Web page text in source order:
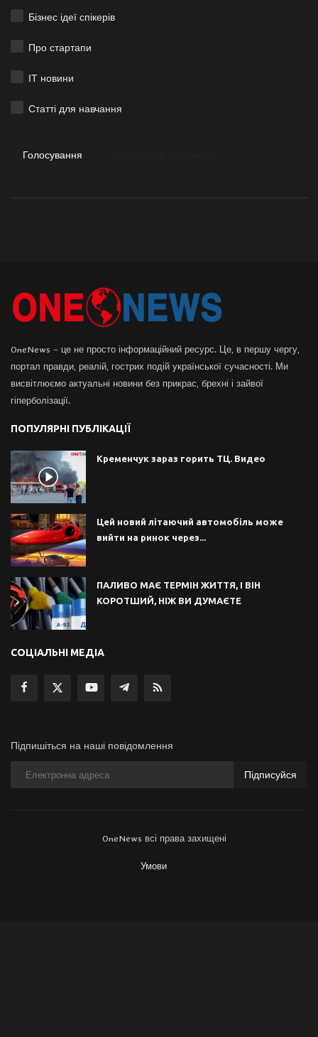
Бізнес ідеї спікерів
Про стартапи
ІТ новини
Статті для навчання
Голосування
OneNews – це не просто інформаційний ресурс. Це, в першу чергу,
портал правди, реалій, гострих подій української сучасності. Ми
висвітлюємо актуальні новини без прикрас, брехні і зайвої
гіперболізації.
ПОПУЛЯРНІ ПУБЛІКАЦІЇ
Кременчук зараз горить ТЦ. Видео
Цей новий літаючий автомобіль може
вийти на ринок через...
ПАЛИВО МАЄ ТЕРМІН ЖИТТЯ, І ВІН
КОРОТШИЙ, НІЖ ВИ ДУМАЄТЕ
СОЦІАЛЬНІ МЕДІА
Підпишіться на наші повідомлення
Підписуйся
OneNews всі права захищені
Умови